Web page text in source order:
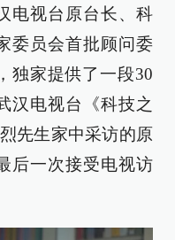
电视台原台长、科
委员会首批顾问委
独家提供了一段30
汉电视台《科技之
先生家中采访的原
后一次接受电视访